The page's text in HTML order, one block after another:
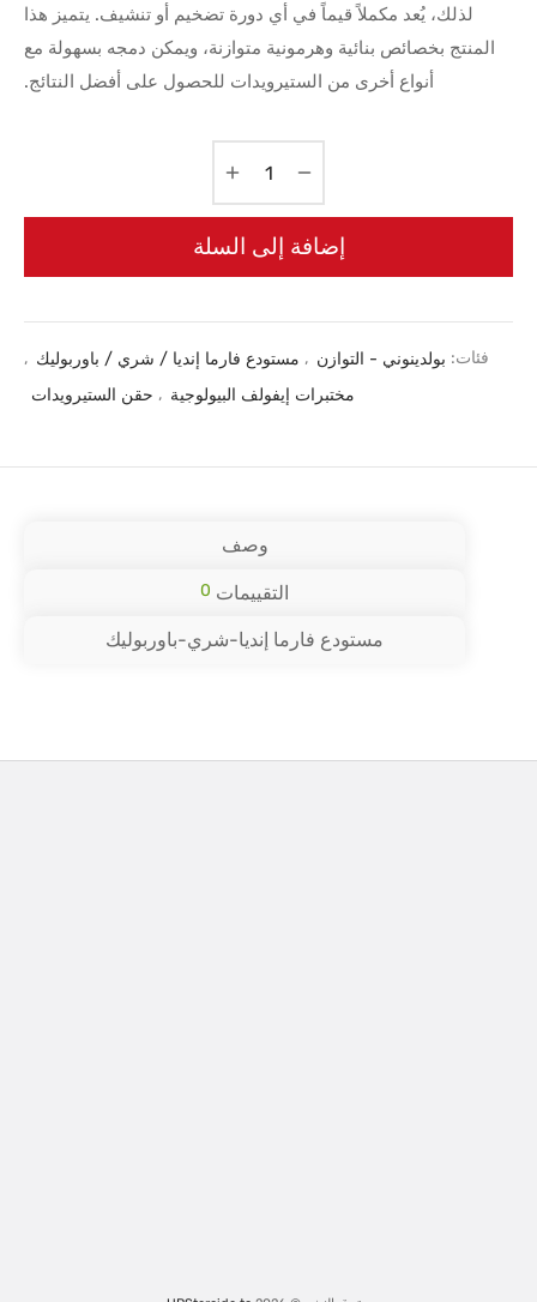
لذلك، يُعد مكملاً قيماً في أي دورة تضخيم أو تنشيف. يتميز هذا
المنتج بخصائص بنائية وهرمونية متوازنة، ويمكن دمجه بسهولة مع
أنواع أخرى من الستيرويدات للحصول على أفضل النتائج.
إضافة إلى السلة
فئات: بولدينوني - التوازن , مستودع فارما إنديا / شري / باوربوليك ,
مختبرات إيفولف البيولوجية , حقن الستيرويدات
وصف
التقييمات 0
مستودع فارما إنديا-شري-باوربوليك